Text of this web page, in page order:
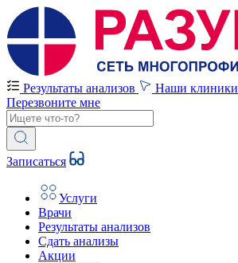
Результаты анализов Наши клиники
Перезвоните мне
Записаться
Услуги
Врачи
Результаты анализов
Сдать анализы
Акции